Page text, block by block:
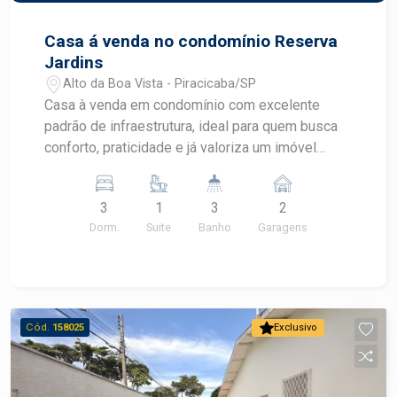
Casa á venda no condomínio Reserva
Jardins
Alto da Boa Vista - Piracicaba/SP
Casa à venda em condomínio com excelente
padrão de infraestrutura, ideal para quem busca
conforto, praticidade e já valoriza um imóvel
Ambientes bem planejados e soluções que
facilitam o dia a dia e futuras instalações.
Destaques do imóvel: Sala, cozinha e 3
banheiros Preparação para energia fotovoltaica,
com conduítes e tubulação já passados (sistema
não instalado) Duas caixas d´agua de 500 litros,
garantindo maior autonomia no abastecimento
3
Dorm.
1
Suite
3
Banho
2
Garagens
Exclusivo
Cód. 158025